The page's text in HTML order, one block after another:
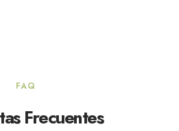
FAQ
Frecuentes